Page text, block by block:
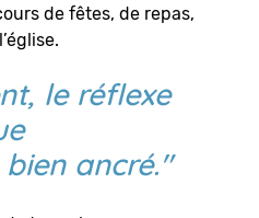
de fêtes, de repas,
le réflexe
ancré."